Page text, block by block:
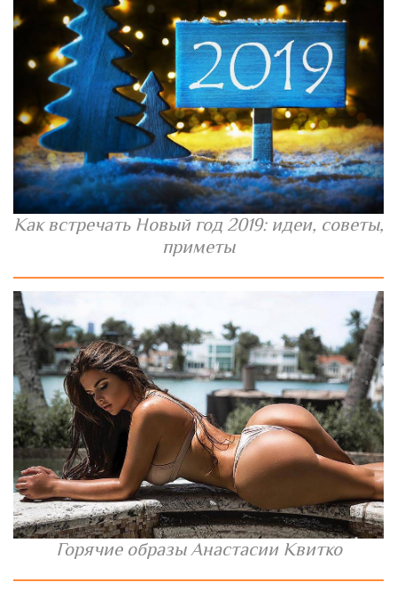
Как встречать Новый год 2019: идеи, советы,
приметы
Горячие образы Анастасии Квитко